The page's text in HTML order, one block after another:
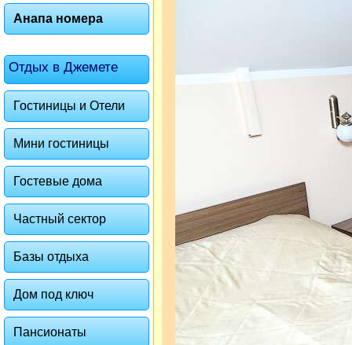
Анапа номера
Отдых в Джемете
Гостиницы и Отели
Мини гостиницы
Гостевые дома
Частный сектор
Базы отдыха
Дом под ключ
Пансионаты